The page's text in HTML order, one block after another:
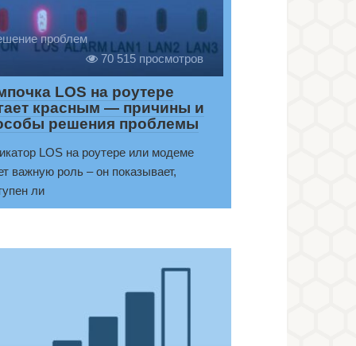
проблем
70 515 просмотров
LOS на роутере
красным — причины и
решения проблемы
LOS на роутере или модеме
важную роль – он показывает,
ли